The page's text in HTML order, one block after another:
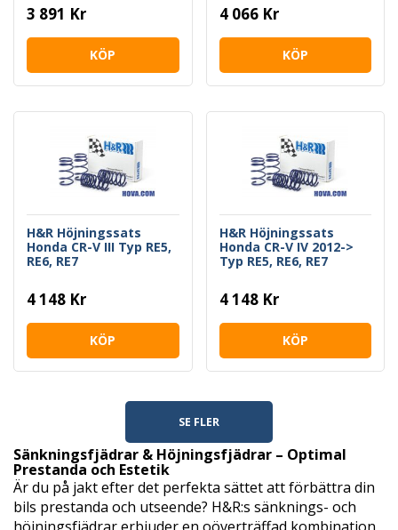
3 891 Kr
KÖP
4 066 Kr
KÖP
H&R Höjningssats
Honda CR-V III Typ RE5,
RE6, RE7
4 148 Kr
KÖP
H&R Höjningssats
Honda CR-V IV 2012->
Typ RE5, RE6, RE7
4 148 Kr
KÖP
SE FLER
Sänkningsfjädrar & Höjningsfjädrar – Optimal
Prestanda och Estetik
Är du på jakt efter det perfekta sättet att förbättra din
bils prestanda och utseende? H&R:s sänknings- och
höjningsfjädrar erbjuder en oöverträffad kombination